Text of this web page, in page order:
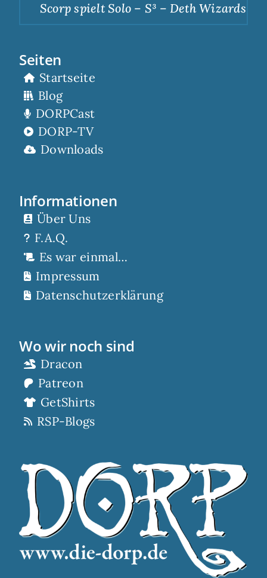
Scorp spielt Solo – S³ – Deth Wizards –
Seiten
Startseite
Blog
DORPCast
DORP-TV
Downloads
Informationen
Über Uns
F.A.Q.
Es war einmal…
Impressum
Datenschutzerklärung
Wo wir noch sind
Dracon
Patreon
GetShirts
RSP-Blogs